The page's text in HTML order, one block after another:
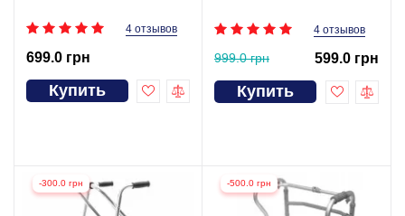
4 отзывов
699.0 грн
Купить
4 отзывов
999.0 грн 599.0 грн
Купить
-300.0 грн -500.0 грн